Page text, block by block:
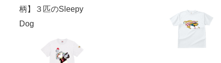
柄】３匹のSleepy
Dog